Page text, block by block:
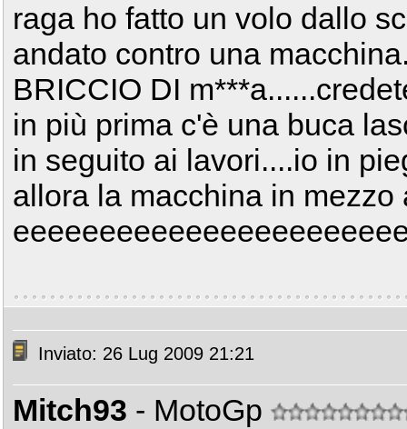
raga ho fatto un volo dallo
andato contro una
BRICCIO DI
in più prima c'è una buca
in seguito ai lavori....io in
allora la macchina in mezzo
Inviato: 26 Lug 2009 21:21
Mitch93 - MotoGp